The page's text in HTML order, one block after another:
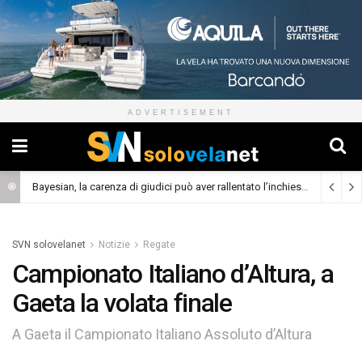
ADVERTISEMENT
Bayesian, la carenza di giudici può aver rallentato l’inchiesta (Cronaca)
SVN solovelanet Notizie Regate
Campionato Italiano d’Altura, a
Gaeta la volata finale
A Gaeta il Campionato Italiano Assoluto d’Altura